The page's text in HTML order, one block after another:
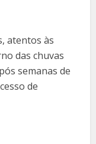
atentos às
das chuvas
semanas de
de